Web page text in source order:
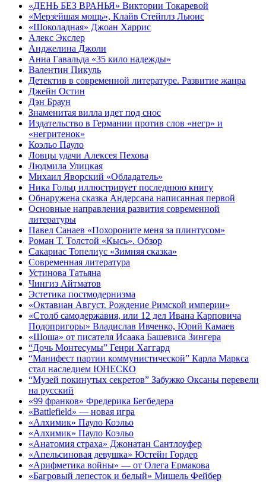
«ДЕНЬ БЕЗ ВРАНЬЯ» Виктории Токаревой
«Мерзейшая мощь», Клайв Стейплз Льюис
«Шоколадная» Джоан Харрис
Алекс Экслер
Анджелина Джоли
Анна Гавальда «35 кило надежды»
Валентин Пикуль
Детектив в современной литературе. Развитие жанра
Джейн Остин
Дэн Браун
Знаменитая вилла идет под снос
Издательство в Германии против слов «негр» и
«негритенок»
Коэльо Пауло
Ловцы удачи Алексея Пехова
Людмила Улицкая
Михаил Яворский «Обладатель»
Ника Гольц иллюстрирует последнюю книгу
Обнаружена сказка Андерсана написанная первой
Основные направления развития современной
литературы
Павел Санаев «Похороните меня за плинтусом»
Роман Т. Толстой «Кысь». Обзор
Сакариас Топелиус «Зимняя сказка»
Современная литература
Устинова Татьяна
Чингиз Айтматов
Эстетика постмодернизма
«Октавиан Август. Рождение Римской империи»
«Столб самодержавия, или 12 дел Ивана Карповича
Подопригоры» Владислав Ивченко, Юрий Камаев
«Шоша» от писателя Исаака Башевиса Зингера
“Дочь Монтесумы” Генри Хаггард
“Манифест партии коммунистической” Карла Маркса
стал наследием ЮНЕСКО
“Музей покинутых секретов” Забужко Оксаны перевели
на русский
«99 франков» Фредерика Бегбедера
«Battlefield» — новая игра
«Алхимик» Пауло Коэльо
«Алхимик» Пауло Коэльо
«Анатомия страха» Джонатан Сантлоуфер
«Апельсиновая девушка» Юстейн Гордер
«Арифметика войны» — от Олега Ермакова
«Багровый лепесток и белый» Мишель Фейбер